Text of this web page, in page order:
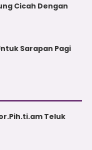
Cicah Dengan
Sarapan Pagi
Teluk